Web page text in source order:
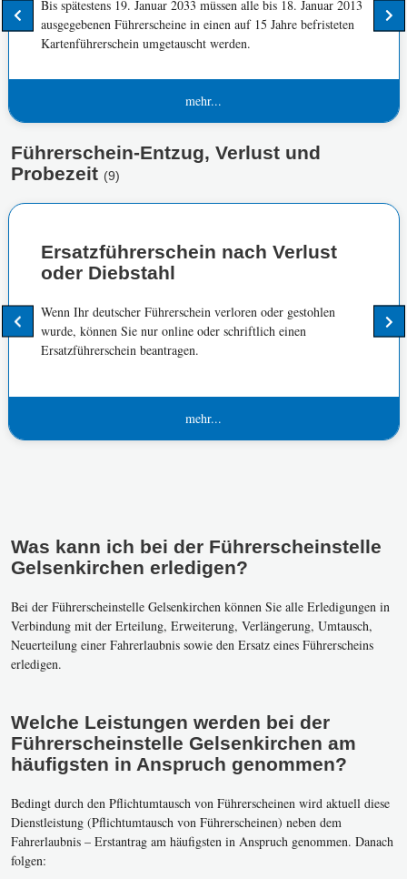
Bis spätestens 19. Januar 2033 müssen alle bis 18. Januar 2013
ausgegebenen Führerscheine in einen auf 15 Jahre befristeten
Kartenführerschein umgetauscht werden.
mehr...
Führerschein-Entzug, Verlust und
Probezeit (9)
Ersatzführerschein nach Verlust
oder Diebstahl
Wenn Ihr deutscher Führerschein verloren oder gestohlen
wurde, können Sie nur online oder schriftlich einen
Ersatzführerschein beantragen.
mehr...
Was kann ich bei der Führerscheinstelle
Gelsenkirchen erledigen?
Bei der Führerscheinstelle Gelsenkirchen können Sie alle Erledigungen in
Verbindung mit der Erteilung, Erweiterung, Verlängerung, Umtausch,
Neuerteilung einer Fahrerlaubnis sowie den Ersatz eines Führerscheins
erledigen.
Welche Leistungen werden bei der
Führerscheinstelle Gelsenkirchen am
häufigsten in Anspruch genommen?
Bedingt durch den Pflichtumtausch von Führerscheinen wird aktuell diese
Dienstleistung (Pflichtumtausch von Führerscheinen) neben dem
Fahrerlaubnis – Erstantrag am häufigsten in Anspruch genommen. Danach
folgen: